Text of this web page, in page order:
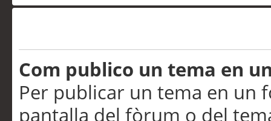
Com publico un tema en
Per publicar un tema en un
pantalla del fòrum o del